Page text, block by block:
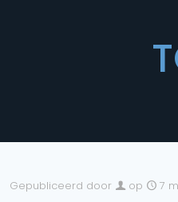
Gepubliceerd door op 7